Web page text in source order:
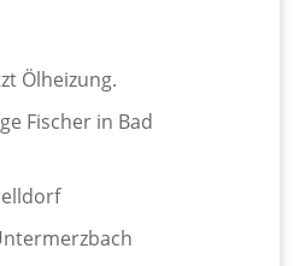
Ölheizung.
Fischer in Bad